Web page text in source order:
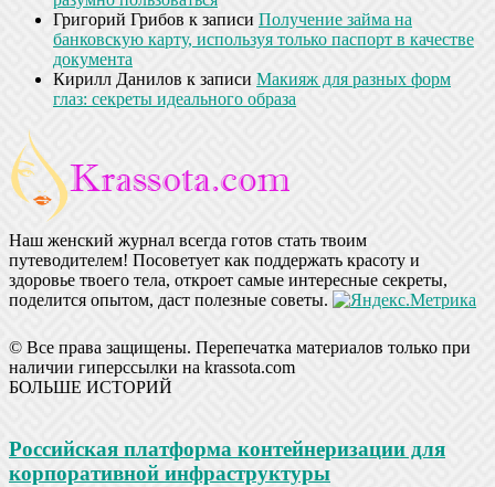
Григорий Грибов к записи Получение займа на
банковскую карту, используя только паспорт в качестве
документа
Кирилл Данилов к записи Макияж для разных форм
глаз: секреты идеального образа
Наш женский журнал всегда готов стать твоим
путеводителем! Посоветует как поддержать красоту и
здоровье твоего тела, откроет самые интересные секреты,
поделится опытом, даст полезные советы.
© Все права защищены. Перепечатка материалов только при
наличии гиперссылки на krassota.com
БОЛЬШЕ ИСТОРИЙ
Российская платформа контейнеризации для
корпоративной инфраструктуры